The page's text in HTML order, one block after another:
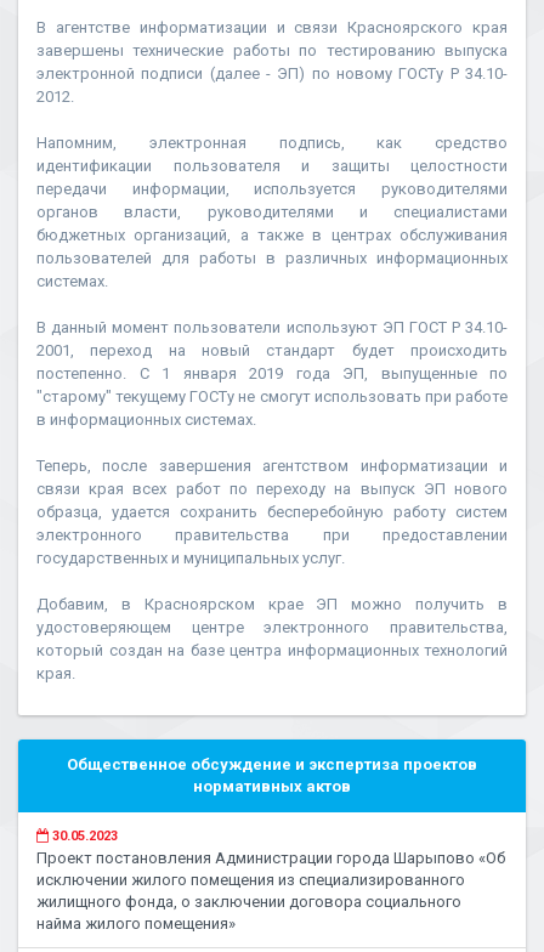
В агентстве информатизации и связи Красноярского края
завершены технические работы по тестированию выпуска
электронной подписи (далее - ЭП) по новому ГОСТу Р 34.10-
2012.
Напомним, электронная подпись, как средство
идентификации пользователя и защиты целостности
передачи информации, используется руководителями
органов власти, руководителями и специалистами
бюджетных организаций, а также в центрах обслуживания
пользователей для работы в различных информационных
системах.
В данный момент пользователи используют ЭП ГОСТ Р 34.10-
2001, переход на новый стандарт будет происходить
постепенно. С 1 января 2019 года ЭП, выпущенные по
"старому" текущему ГОСТу не смогут использовать при работе
в информационных системах.
Теперь, после завершения агентством информатизации и
связи края всех работ по переходу на выпуск ЭП нового
образца, удается сохранить бесперебойную работу систем
электронного правительства при предоставлении
государственных и муниципальных услуг.
Добавим, в Красноярском крае ЭП можно получить в
удостоверяющем центре электронного правительства,
который создан на базе центра информационных технологий
края.
Общественное обсуждение и экспертиза проектов
нормативных актов
30.05.2023
Проект постановления Администрации города Шарыпово «Об
исключении жилого помещения из специализированного
жилищного фонда, о заключении договора социального
найма жилого помещения»